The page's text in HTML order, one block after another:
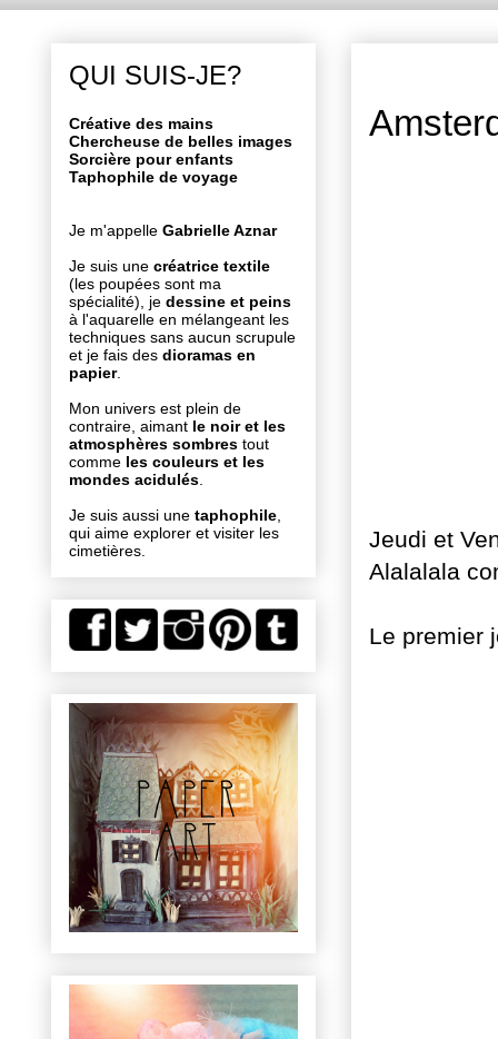
Jeudi et
Alalalala
Le premier
QUI SUIS-JE?
Créative des mains
Chercheuse de belles images
Sorcière pour enfants
Taphophile de voyage
Je m'appelle Gabrielle Aznar
Je suis une créatrice textile
(les poupées sont ma
spécialité), je dessine et peins
à l'aquarelle en mélangeant les
techniques sans aucun scrupule
et je fais des dioramas en
papier.
Mon univers est plein de
contraire, aimant le noir et les
atmosphères sombres tout
comme les couleurs et les
mondes acidulés
Je suis aussi une taphophile
qui aime explorer et visiter les
cimetières.